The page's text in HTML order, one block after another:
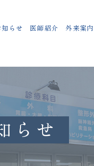
知らせ 医師紹介 外来案内
らせ